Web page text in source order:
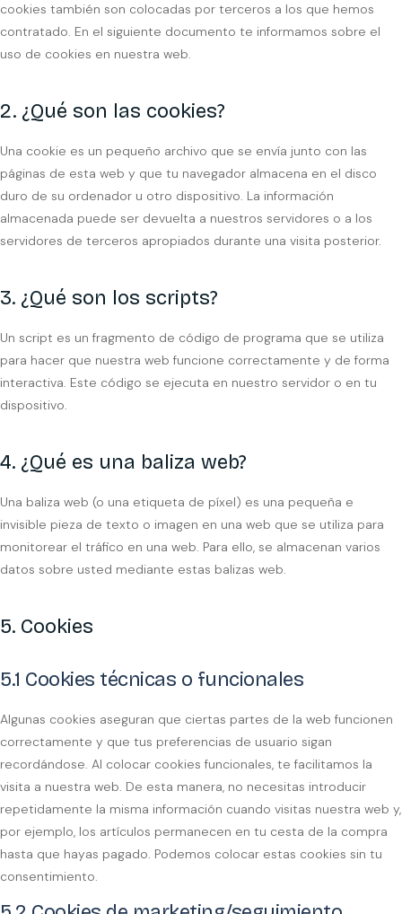
cookies también son colocadas por terceros a los que hemos
contratado. En el siguiente documento te informamos sobre el
uso de cookies en nuestra web.
2. ¿Qué son las cookies?
Una cookie es un pequeño archivo que se envía junto con las
páginas de esta web y que tu navegador almacena en el disco
duro de su ordenador u otro dispositivo. La información
almacenada puede ser devuelta a nuestros servidores o a los
servidores de terceros apropiados durante una visita posterior.
3. ¿Qué son los scripts?
Un script es un fragmento de código de programa que se utiliza
para hacer que nuestra web funcione correctamente y de forma
interactiva. Este código se ejecuta en nuestro servidor o en tu
dispositivo.
4. ¿Qué es una baliza web?
Una baliza web (o una etiqueta de píxel) es una pequeña e
invisible pieza de texto o imagen en una web que se utiliza para
monitorear el tráfico en una web. Para ello, se almacenan varios
datos sobre usted mediante estas balizas web.
5. Cookies
5.1 Cookies técnicas o funcionales
Algunas cookies aseguran que ciertas partes de la web funcionen
correctamente y que tus preferencias de usuario sigan
recordándose. Al colocar cookies funcionales, te facilitamos la
visita a nuestra web. De esta manera, no necesitas introducir
repetidamente la misma información cuando visitas nuestra web y,
por ejemplo, los artículos permanecen en tu cesta de la compra
hasta que hayas pagado. Podemos colocar estas cookies sin tu
consentimiento.